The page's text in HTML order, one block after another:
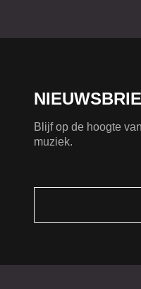
Blijf op de hoogte
muziek.